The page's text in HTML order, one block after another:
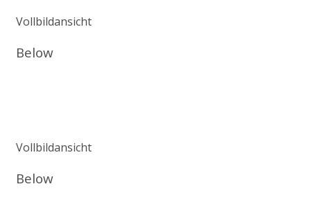
Vollbildansicht
Below
Vollbildansicht
Below